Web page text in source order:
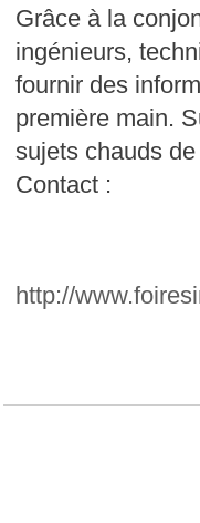
Grâce à la
ingénieurs,
fournir des
première main.
sujets chauds
Contact :
http://